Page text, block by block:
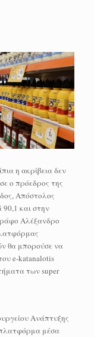
η ακρίβεια δεν
ο πρόεδρος της
Απόστολος
και στην
Αλέξανδρο
θα μπορούσε να
e-katanalotis
των super
Ανάπτυξης
πλατφόρμα μέσα